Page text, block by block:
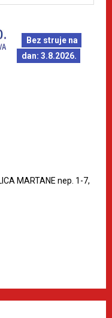
Bez struje na
dan: 3.8.2026.
MARTANE nep. 1-7,